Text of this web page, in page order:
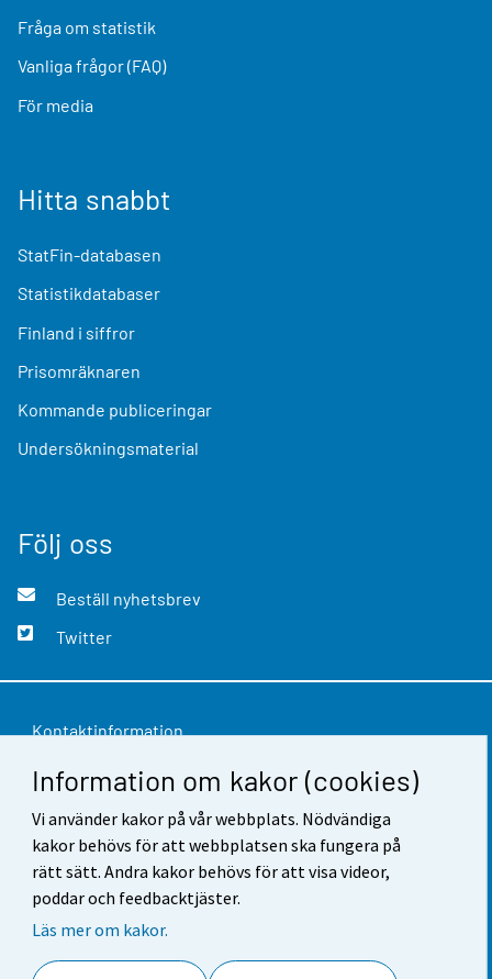
Information om kakor (cookies)
Vi använder kakor på vår webbplats. Nödvändiga
kakor behövs för att webbplatsen ska fungera på
rätt sätt. Andra kakor behövs för att visa videor,
poddar och feedbacktjäster.
Läs mer om kakor.
Fråga om statistik
Vanliga frågor (FAQ)
För media
Hitta snabbt
StatFin-databasen
Statistikdatabaser
Finland i siffror
Prisomräknaren
Kommande publiceringar
Undersökningsmaterial
Följ oss
Beställ nyhetsbrev
Twitter
Kontaktinformation
Respons
Användarvillkor
Dataskydd
Tillgänglighet